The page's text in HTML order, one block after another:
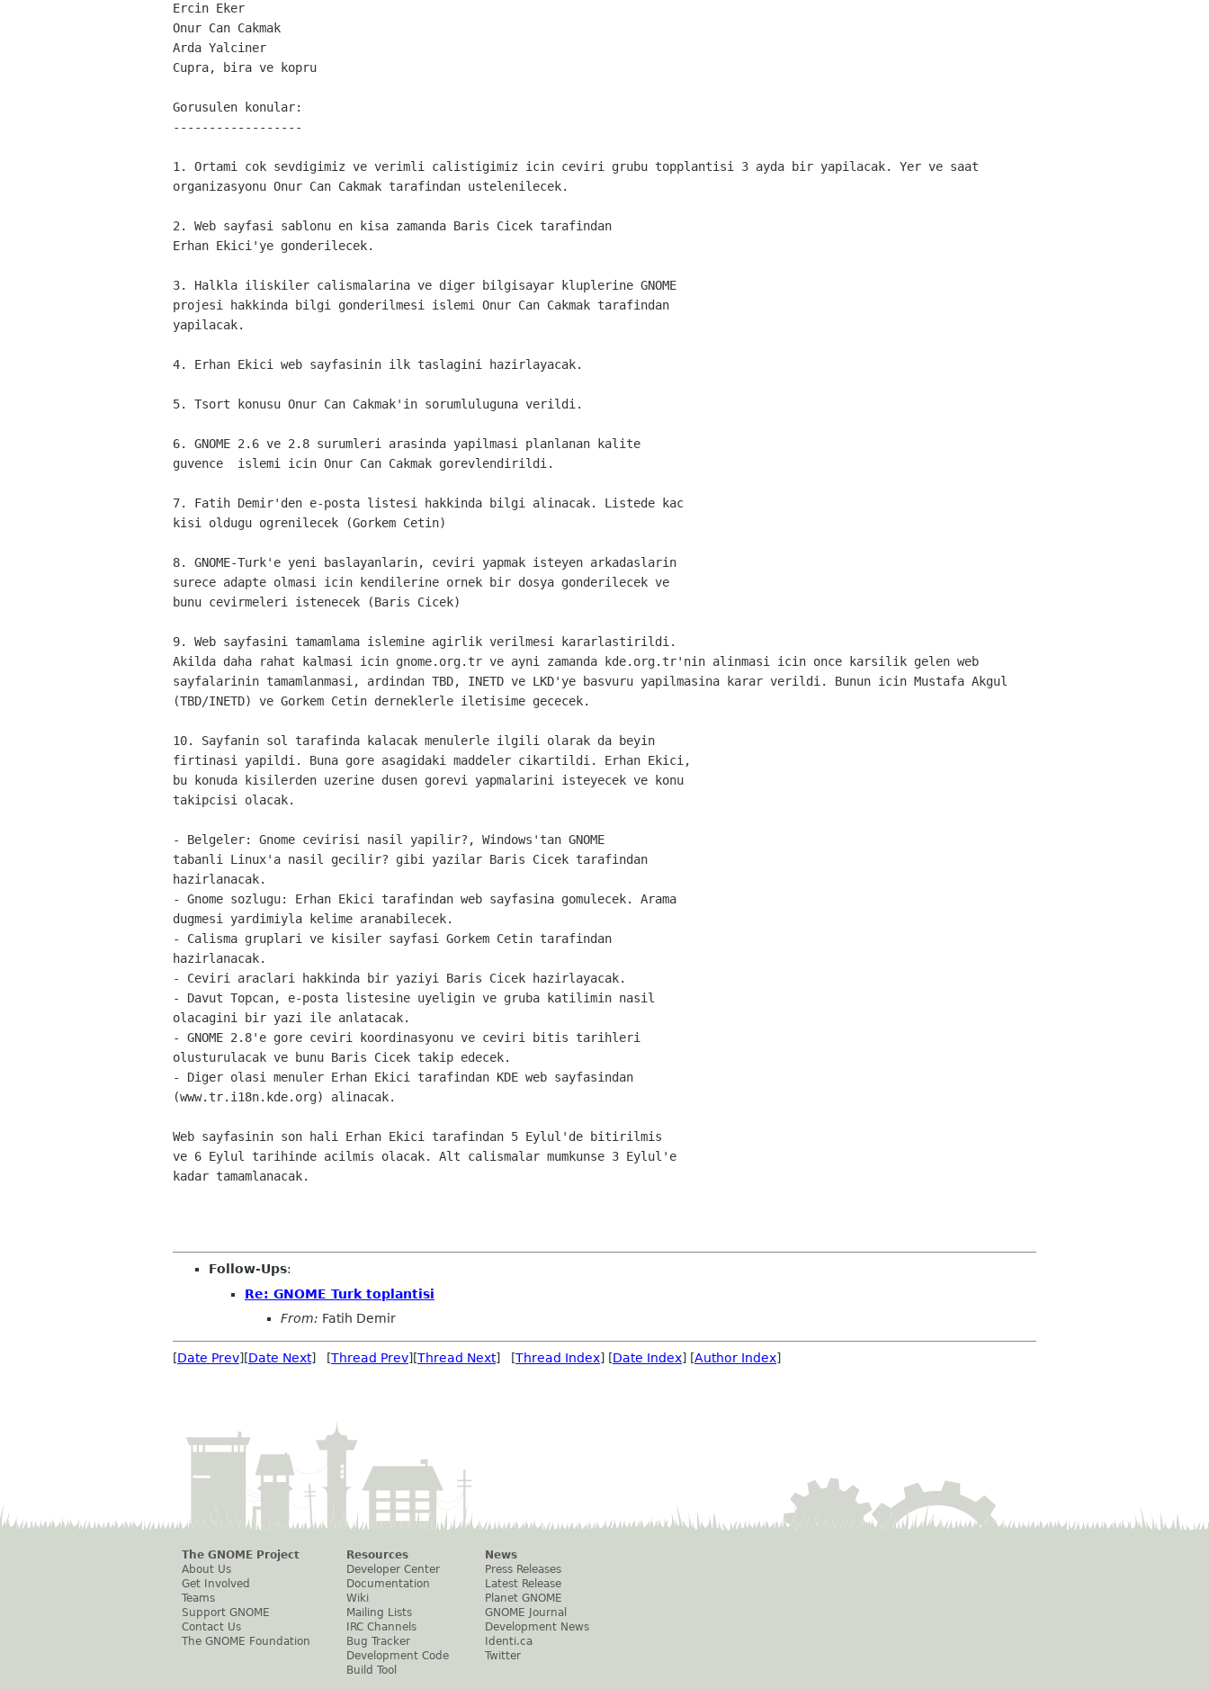
Ercin Eker
Onur Can Cakmak
Arda Yalciner
Cupra, bira ve kopru
Gorusulen konular:
------------------
1. Ortami cok sevdigimiz ve verimli calistigimiz icin ceviri grubu topplantisi 3 ayda bir yapilacak. Yer ve saat
organizasyonu Onur Can Cakmak tarafindan ustelenilecek.
2. Web sayfasi sablonu en kisa zamanda Baris Cicek tarafindan
Erhan Ekici'ye gonderilecek.
3. Halkla iliskiler calismalarina ve diger bilgisayar kluplerine GNOME
projesi hakkinda bilgi gonderilmesi islemi Onur Can Cakmak tarafindan
yapilacak.
4. Erhan Ekici web sayfasinin ilk taslagini hazirlayacak.
5. Tsort konusu Onur Can Cakmak'in sorumluluguna verildi.
6. GNOME 2.6 ve 2.8 surumleri arasinda yapilmasi planlanan kalite
guvence  islemi icin Onur Can Cakmak gorevlendirildi.
7. Fatih Demir'den e-posta listesi hakkinda bilgi alinacak. Listede kac
kisi oldugu ogrenilecek (Gorkem Cetin)
8. GNOME-Turk'e yeni baslayanlarin, ceviri yapmak isteyen arkadaslarin
surece adapte olmasi icin kendilerine ornek bir dosya gonderilecek ve
bunu cevirmeleri istenecek (Baris Cicek)
9. Web sayfasini tamamlama islemine agirlik verilmesi kararlastirildi.
Akilda daha rahat kalmasi icin gnome.org.tr ve ayni zamanda kde.org.tr'nin alinmasi icin once karsilik gelen web
sayfalarinin tamamlanmasi, ardindan TBD, INETD ve LKD'ye basvuru yapilmasina karar verildi. Bunun icin Mustafa Akgul
(TBD/INETD) ve Gorkem Cetin derneklerle iletisime gececek.
10. Sayfanin sol tarafinda kalacak menulerle ilgili olarak da beyin
firtinasi yapildi. Buna gore asagidaki maddeler cikartildi. Erhan Ekici,
bu konuda kisilerden uzerine dusen gorevi yapmalarini isteyecek ve konu
takipcisi olacak.
- Belgeler: Gnome cevirisi nasil yapilir?, Windows'tan GNOME
tabanli Linux'a nasil gecilir? gibi yazilar Baris Cicek tarafindan
hazirlanacak.
- Gnome sozlugu: Erhan Ekici tarafindan web sayfasina gomulecek. Arama
dugmesi yardimiyla kelime aranabilecek.
- Calisma gruplari ve kisiler sayfasi Gorkem Cetin tarafindan
hazirlanacak.
- Ceviri araclari hakkinda bir yaziyi Baris Cicek hazirlayacak.
- Davut Topcan, e-posta listesine uyeligin ve gruba katilimin nasil
olacagini bir yazi ile anlatacak.
- GNOME 2.8'e gore ceviri koordinasyonu ve ceviri bitis tarihleri
olusturulacak ve bunu Baris Cicek takip edecek.
- Diger olasi menuler Erhan Ekici tarafindan KDE web sayfasindan
(www.tr.i18n.kde.org) alinacak.
Web sayfasinin son hali Erhan Ekici tarafindan 5 Eylul'de bitirilmis
ve 6 Eylul tarihinde acilmis olacak. Alt calismalar mumkunse 3 Eylul'e
kadar tamamlanacak.
Follow-Ups:
Re: GNOME Turk toplantisi
From: Fatih Demir
[Date Prev][Date Next] [Thread Prev][Thread Next] [Thread Index] [Date Index] [Author Index]
The GNOME Project
About Us
Get Involved
Teams
Support GNOME
Contact Us
The GNOME Foundation
Resources
Developer Center
Documentation
Wiki
Mailing Lists
IRC Channels
Bug Tracker
Development Code
Build Tool
News
Press Releases
Latest Release
Planet GNOME
GNOME Journal
Development News
Identi.ca
Twitter